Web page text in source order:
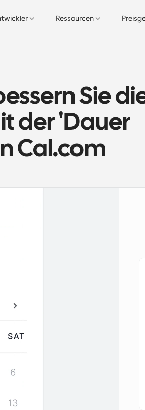
Ressourcen
Sie
der 'Dauer
Cal.com